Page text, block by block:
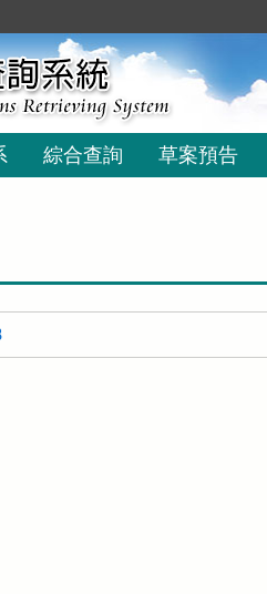
綜合查詢 草案預告